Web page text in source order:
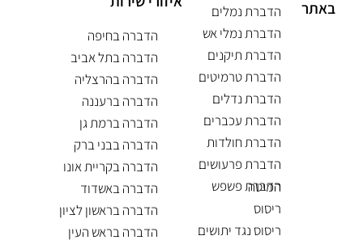
באתר
הדברת נמלים
הדברת נמלי אש
הדברת תיקנים
הדברת טרמיטים
הדברת נדלים
הדברת עכברים
הדברת חולדות
הדברת פרעושים
הדברת פשפש המיטה
ריסוס
ריסוס נגד יתושים
הדברה בחיפה
הדברה בתל אביב
הדברה בהרצליה
הדברה ברעננה
הדברה ברמת גן
הדברה בבני ברק
הדברה בקריית אונו
הדברה באשדוד
הדברה בראשון לציון
הדברה בראש העין